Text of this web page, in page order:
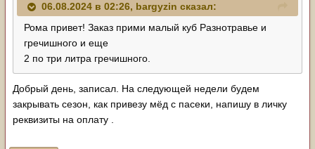
06.08.2024 в 02:26, bargyzin сказал:
Рома привет! Заказ прими малый куб Разнотравье и
гречишного и еще
2 по три литра гречишного.
Добрый день, записал. На следующей недели будем
закрывать сезон, как привезу мёд с пасеки, напишу в личку
реквизиты на оплату .